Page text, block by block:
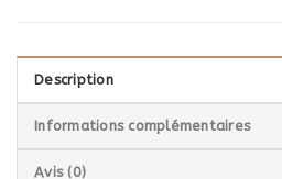
Description
Informations complémentaires
Avis (0)